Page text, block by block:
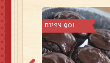
901 צפיות